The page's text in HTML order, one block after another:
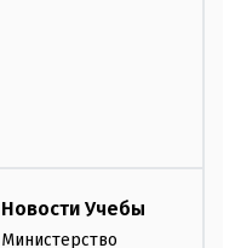
Новости Учебы
Министерство